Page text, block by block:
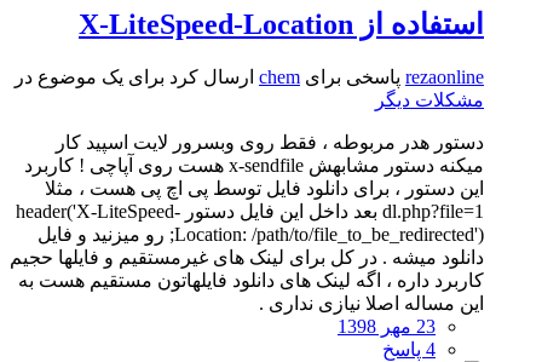
استفاده از X-LiteSpeed-Location
rezaonline پاسخی برای chem ارسال کرد برای یک موضوع در
مشکلات دیگر
دستور هدر مربوطه ، فقط روی وبسرور لایت اسپید کار
میکنه دستور مشابهش x-sendfile هست روی آپاچی ! کاربرد
این دستور ، برای دانلود فایل توسط پی اچ پی هست ، مثلا
dl.php?file=1 بعد داخل این فایل دستور header('X-LiteSpeed-
Location: /path/to/file_to_be_redirected'); رو میزنید و فایل
دانلود میشه . در کل برای لینک های غیرمستقیم و فایلها حجیم
کاربرد داره ، اگه لینک های دانلود فایلهاتون مستقیم هست به
این مساله اصلا نیازی نداری .
23 مهر 1398
4 پاسخ